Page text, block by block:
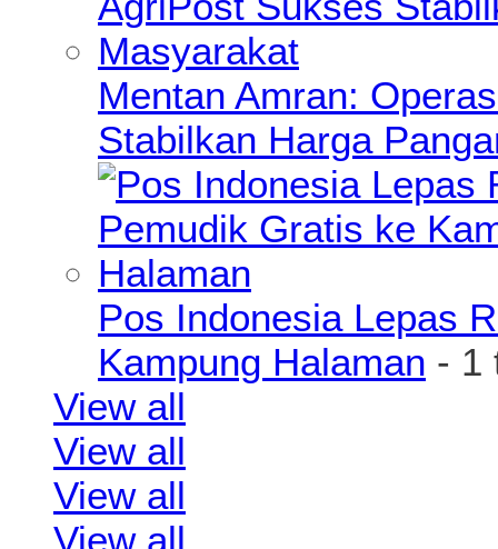
Mentan Amran:
Stabilkan Harga
Pos Indonesia Lepas
Kampung Halaman - 1
View all
View all
View all
View all